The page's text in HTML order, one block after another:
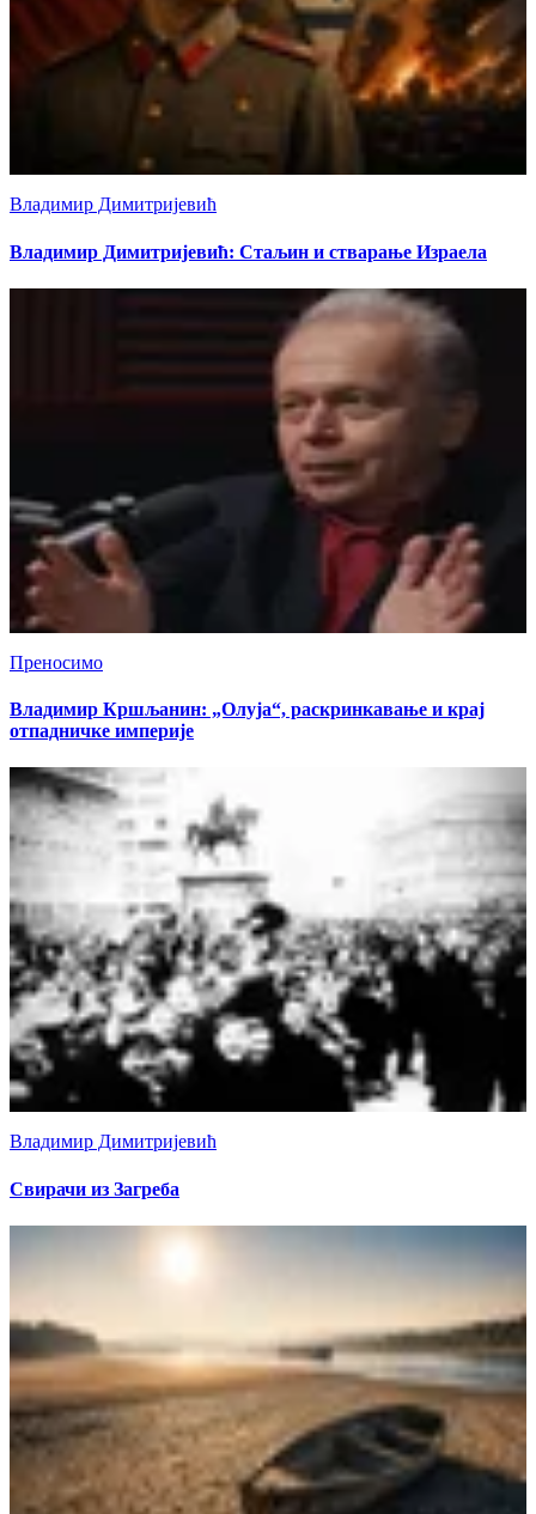
Владимир Димитријевић
Владимир Димитријевић: Стаљин и стварање Израела
Преносимо
Владимир Кршљанин: „Олуја“, раскринкавање и крај
отпадничке империје
Владимир Димитријевић
Свирачи из Загреба